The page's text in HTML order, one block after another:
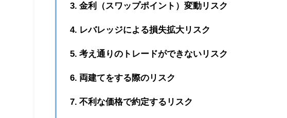
3. 金利（スワップポイント）変動リスク
4. レバレッジによる損失拡大リスク
5. 考え通りのトレードができないリスク
6. 両建てをする際のリスク
7. 不利な価格で約定するリスク